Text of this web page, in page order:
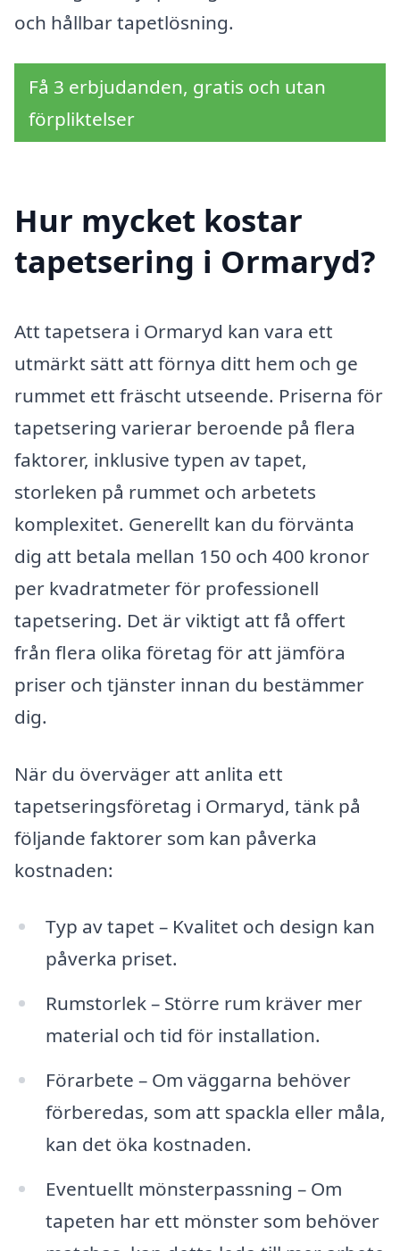
och hållbar tapetlösning.
Få 3 erbjudanden, gratis och utan
förpliktelser
Hur mycket kostar
tapetsering i Ormaryd?
Att tapetsera i Ormaryd kan vara ett
utmärkt sätt att förnya ditt hem och ge
rummet ett fräscht utseende. Priserna för
tapetsering varierar beroende på flera
faktorer, inklusive typen av tapet,
storleken på rummet och arbetets
komplexitet. Generellt kan du förvänta
dig att betala mellan 150 och 400 kronor
per kvadratmeter för professionell
tapetsering. Det är viktigt att få offert
från flera olika företag för att jämföra
priser och tjänster innan du bestämmer
dig.
När du överväger att anlita ett
tapetseringsföretag i Ormaryd, tänk på
följande faktorer som kan påverka
kostnaden:
Typ av tapet – Kvalitet och design kan
påverka priset.
Rumstorlek – Större rum kräver mer
material och tid för installation.
Förarbete – Om väggarna behöver
förberedas, som att spackla eller måla,
kan det öka kostnaden.
Eventuellt mönsterpassning – Om
tapeten har ett mönster som behöver